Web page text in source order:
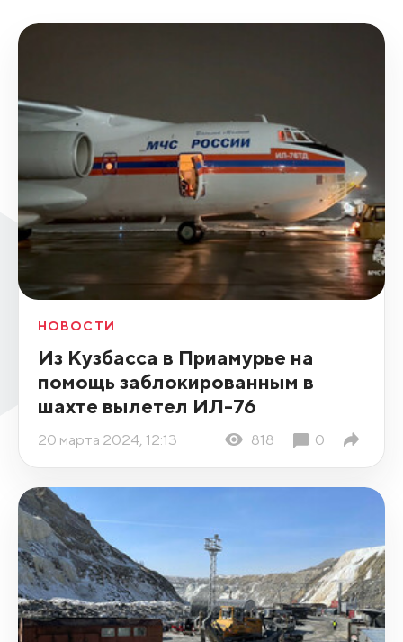
НОВОСТИ
Из Кузбасса в Приамурье на
помощь заблокированным в
шахте вылетел ИЛ-76
20 марта 2024, 12:13 818 0